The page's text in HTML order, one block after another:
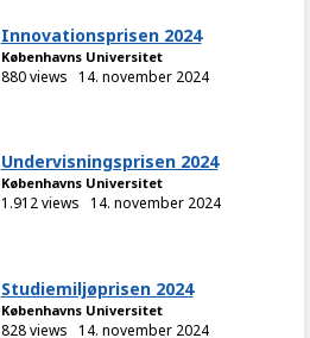
Innovationsprisen 2024
Københavns Universitet
880 views 14. november 2024
Undervisningsprisen 2024
Københavns Universitet
1.912 views 14. november 2024
Studiemiljøprisen 2024
Københavns Universitet
828 views 14. november 2024